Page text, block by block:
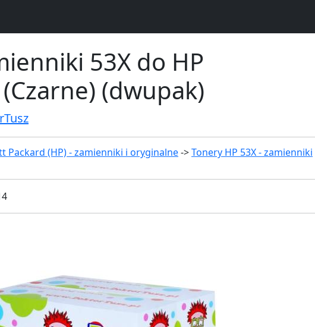
53X do HP
(dwupak)
Packard (HP) - zamienniki i oryginalne->Tonery HP 53X - zamienniki